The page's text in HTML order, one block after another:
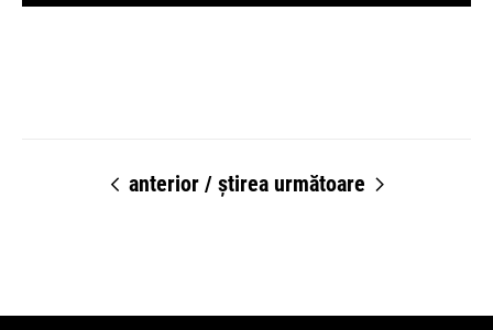
anterior/ știrea următoare